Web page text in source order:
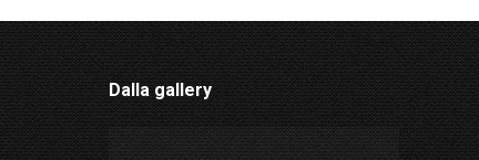
Dalla gallery